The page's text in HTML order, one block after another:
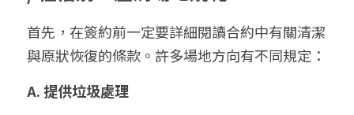
首先，在簽約前一定要詳細閱讀合約中有關清潔
與原狀恢復的條款。許多場地方向有不同規定：
A. 提供垃圾處理